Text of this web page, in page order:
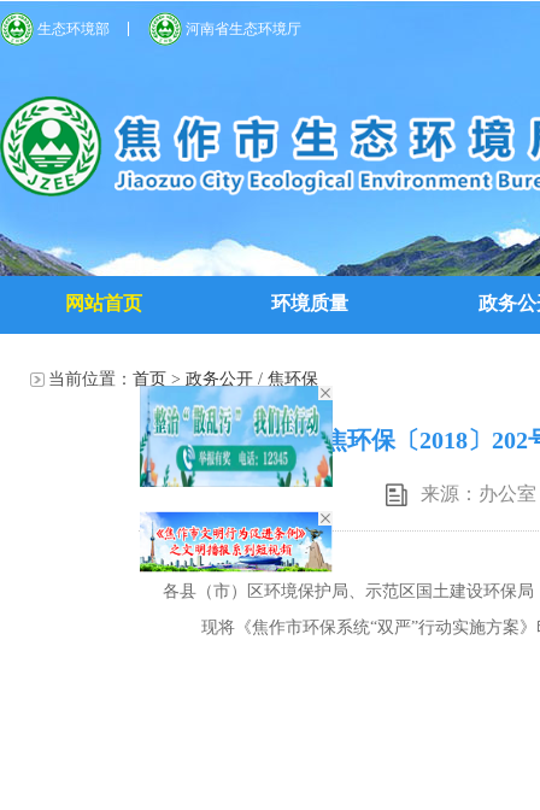
生态环境部 河南省生态环境厅
网站首页 环境质量 政务公
当前位置： 首页 > 政务公开 / 焦环保
焦环保〔2018〕
来源：办公室
各县（市）区环境保护局、示范区国土建设环保局
现将《焦作市环保系统“双严”行动实施方案》